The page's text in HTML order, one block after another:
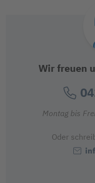
Wir freuen
Montag bis
Oder